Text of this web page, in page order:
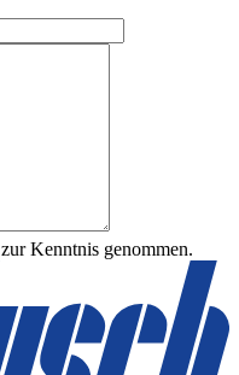
zur Kenntnis genommen.